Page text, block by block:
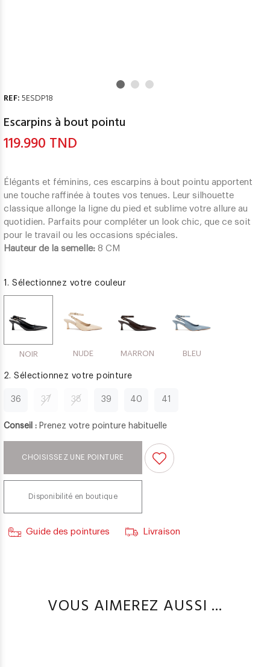
REF:5ESDP18
Escarpins à bout pointu
119.990 TND
Élégants et féminins, ces escarpins à bout pointu apportent
une touche raffinée à toutes vos tenues. Leur silhouette
classique allonge la ligne du pied et sublime votre allure au
quotidien. Parfaits pour compléter un look chic, que ce soit
pour le travail ou les occasions spéciales.
Hauteur de la semelle: 8 CM
1. Sélectionnez votre couleur
NOIR NUDE MARRON BLEU
2. Sélectionnez votre pointure
36 37 38 39 40 41
Conseil : Prenez votre pointure habituelle
CHOISISSEZ UNE POINTURE
Disponibilité en boutique
Guide des pointures Livraison
VOUS AIMEREZ AUSSI ...